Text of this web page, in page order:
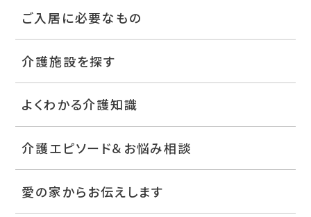
ご入居に必要なもの
介護施設を探す
よくわかる介護知識
介護エピソード＆お悩み相談
愛の家からお伝えします